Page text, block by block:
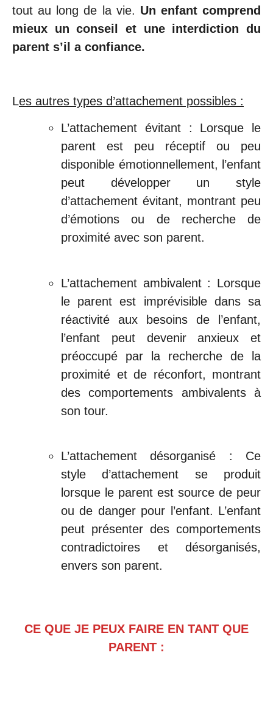
tout au long de la vie. Un enfant comprend
mieux un conseil et une interdiction du
parent s’il a confiance.
Les autres types d’attachement possibles :
L’attachement évitant : Lorsque le
parent est peu réceptif ou peu
disponible émotionnellement, l’enfant
peut développer un style
d’attachement évitant, montrant peu
d’émotions ou de recherche de
proximité avec son parent.
L’attachement ambivalent : Lorsque
le parent est imprévisible dans sa
réactivité aux besoins de l’enfant,
l’enfant peut devenir anxieux et
préoccupé par la recherche de la
proximité et de réconfort, montrant
des comportements ambivalents à
son tour.
L’attachement désorganisé : Ce
style d’attachement se produit
lorsque le parent est source de peur
ou de danger pour l’enfant. L’enfant
peut présenter des comportements
contradictoires et désorganisés,
envers son parent.
CE QUE JE PEUX FAIRE EN TANT QUE
PARENT :